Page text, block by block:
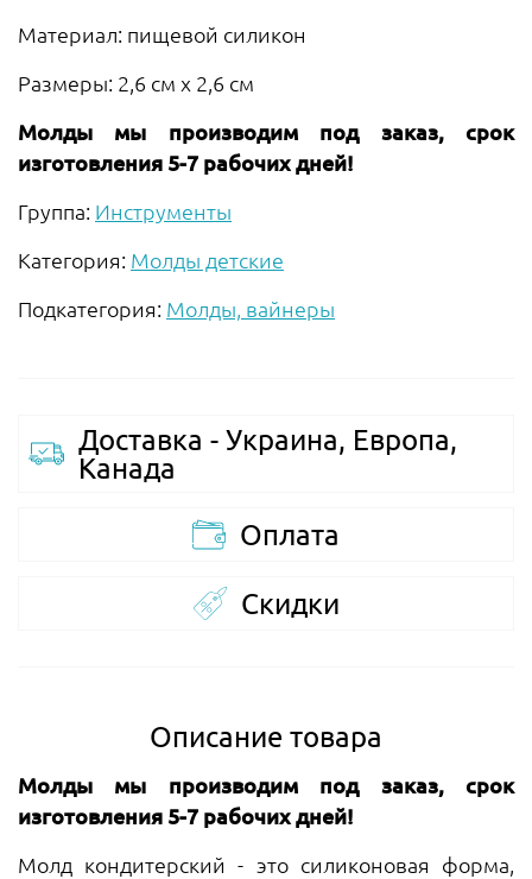
Материал: пищевой силикон
Размеры: 2,6 см х 2,6 см
Молды мы производим под заказ, срок
изготовления 5-7 рабочих дней!
Группа: Инструменты
Категория: Молды детские
Подкатегория: Молды, вайнеры
Доставка - Украина, Европа,
Канада
Оплата
Скидки
Описание товара
Молды мы производим под заказ, срок
изготовления 5-7 рабочих дней!
Молд кондитерский - это силиконовая форма,